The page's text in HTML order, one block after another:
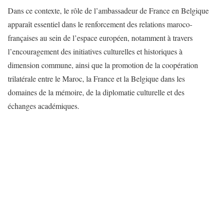
Dans ce contexte, le rôle de l’ambassadeur de France en Belgique
apparaît essentiel dans le renforcement des relations maroco-
françaises au sein de l’espace européen, notamment à travers
l’encouragement des initiatives culturelles et historiques à
dimension commune, ainsi que la promotion de la coopération
trilatérale entre le Maroc, la France et la Belgique dans les
domaines de la mémoire, de la diplomatie culturelle et des
échanges académiques.